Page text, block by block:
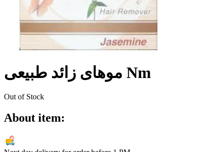
موهای زائد طبیعی Nm
Out of Stock
About item: